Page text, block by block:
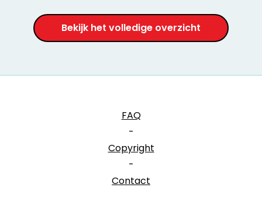
Bekijk het volledige overzicht
FAQ
-
Copyright
-
Contact